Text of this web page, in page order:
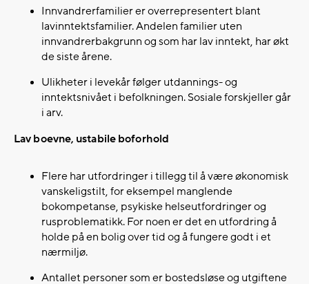
Innvandrerfamilier er overrepresentert blant
lavinntektsfamilier. Andelen familier uten
innvandrerbakgrunn og som har lav inntekt, har økt
de siste årene.​
Ulikheter i levekår følger utdannings- og
inntektsnivået i befolkningen. Sosiale forskjeller går
i arv.​
Lav boevne, ustabile boforhold
Flere har utfordringer i tillegg til å være økonomisk
vanskeligstilt, for eksempel manglende
bokompetanse, psykiske helseutfordringer og
rusproblematikk. For noen er det en utfordring å
holde på en bolig over tid og å fungere godt i et
nærmiljø.​
Antallet personer som er bostedsløse og utgiftene